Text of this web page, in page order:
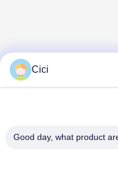
Cici
Good day, what product